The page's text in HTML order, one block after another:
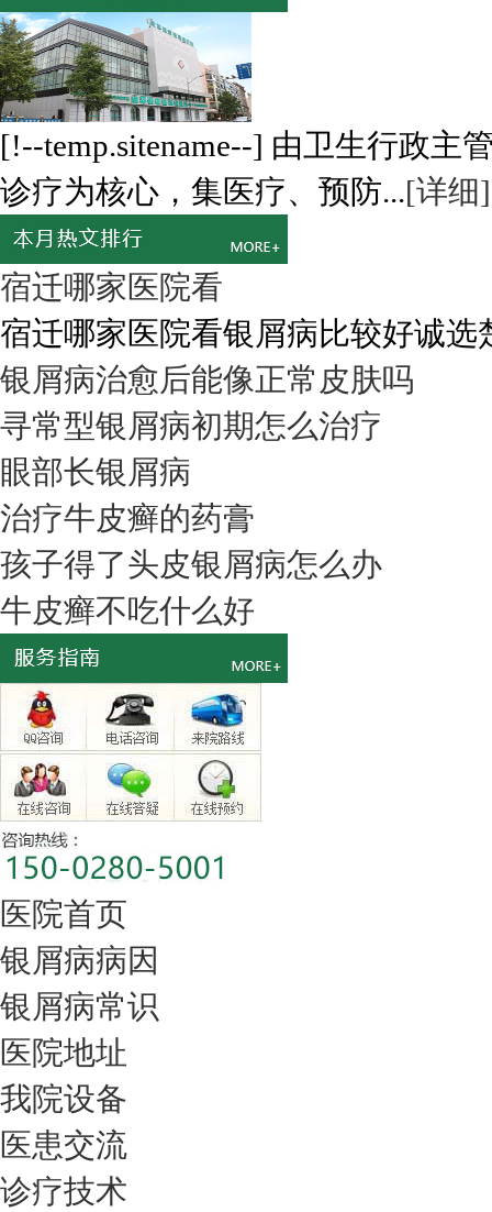
[!--temp.sitename--] 由卫生行政主
诊疗为核心，集医疗、预防...[详细]
宿迁哪家医院看
宿迁哪家医院看银屑病比较好诚选
银屑病治愈后能像正常皮肤吗
寻常型银屑病初期怎么治疗
眼部长银屑病
治疗牛皮癣的药膏
孩子得了头皮银屑病怎么办
牛皮癣不吃什么好
医院首页
银屑病病因
银屑病常识
医院地址
我院设备
医患交流
诊疗技术